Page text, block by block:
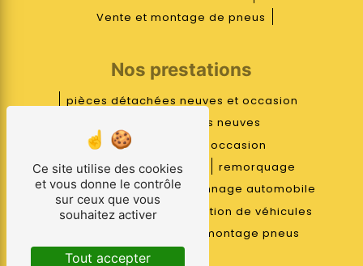
Vente et montage de pneus
Nos prestations
pièces détachées neuves et occasion
pièces détachées neuves
pièces détachées occasion
mécanique réparation
remorquage
casse automobile
dépannage automobile
garage automobile
location de véhicules
montage pneus
Ce site utilise des cookies
et vous donne le contrôle
sur ceux que vous
souhaitez activer
Tout accepter